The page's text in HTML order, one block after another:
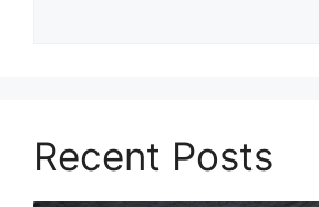
Recent Posts